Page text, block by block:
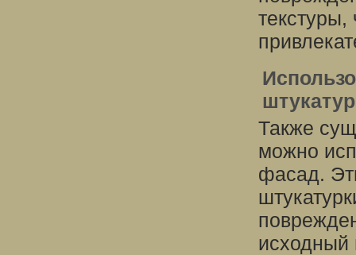
текстуры,
Также
можно
фасад.